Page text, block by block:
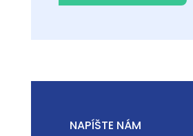
NAPÍŠTE NÁM